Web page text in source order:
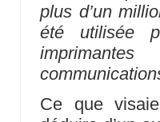
plus d’un
été utilisée
Ce que